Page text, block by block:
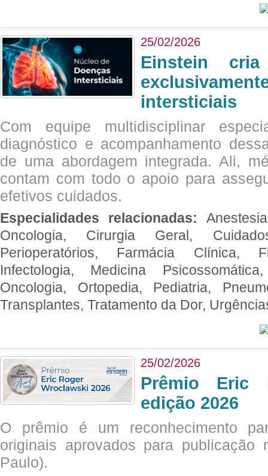
25/02/2026
Einstein
intersticiais
Com equipe multidisciplinar
diagnóstico e acompanhamento
de uma abordagem integrada. Ali,
contam com todo o apoio para
efetivos cuidados.
Especialidades relacionadas:
Oncologia, Cirurgia Geral,
Perioperatórios, Farmácia Clínica,
Infectologia, Medicina
Oncologia, Ortopedia, Pediatria,
Transplantes, Tratamento da Dor,
25/02/2026
Prêmio Eric
edição 2026
O prêmio é um reconhecimento
originais aprovados para publicação
Paulo).